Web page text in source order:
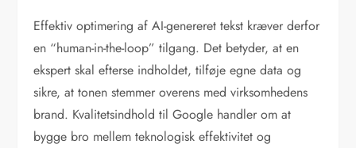
Effektiv optimering af AI-genereret tekst kræver derfor
en “human-in-the-loop” tilgang. Det betyder, at en
ekspert skal efterse indholdet, tilføje egne data og
sikre, at tonen stemmer overens med virksomhedens
brand. Kvalitetsindhold til Google handler om at
bygge bro mellem teknologisk effektivitet og